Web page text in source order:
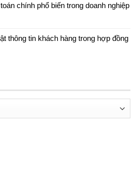
chính phổ biến trong doanh nghiệp
thông tin khách hàng trong hợp đồng